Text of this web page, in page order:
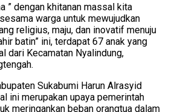
” dengan khitanan massal kita
warga untuk mewujudkan
religius, maju, dan inovatif menuju
batin” ini, terdapat 67 anak yang
dari Kecamatan Nyalindung,
Sukabumi Harun Alrasyid
ini merupakan upaya pemerintah
meringankan beban orangtua dalam